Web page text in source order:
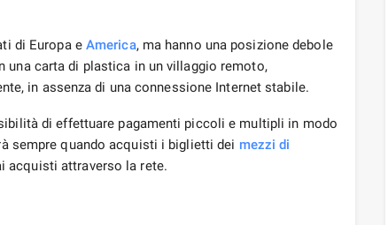
di Europa e America, ma hanno una posizione debole
una carta di plastica in un villaggio remoto,
in assenza di una connessione Internet stabile.
di effettuare pagamenti piccoli e multipli in modo
sempre quando acquisti i biglietti dei mezzi di
acquisti attraverso la rete.